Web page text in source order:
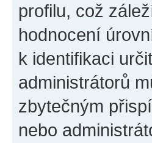
profilu, což
hodnocení
k identifikaci
administrátorů
zbytečným
nebo